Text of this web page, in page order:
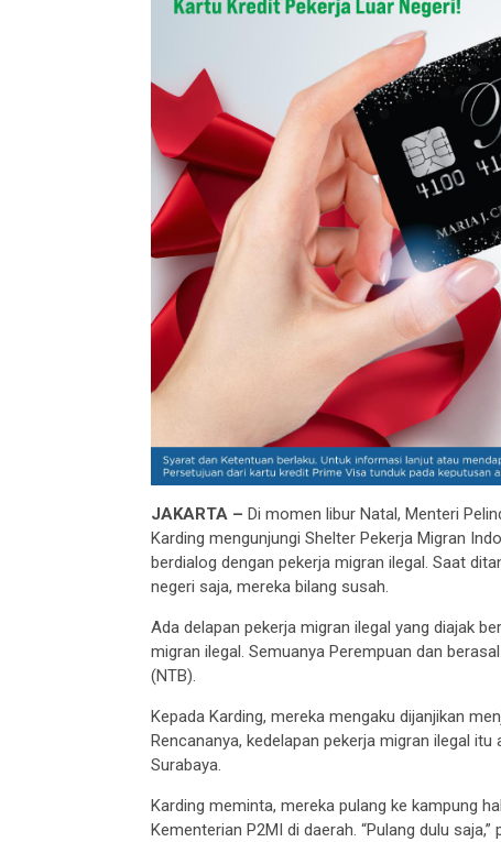
JAKARTA – Di momen libur Natal, Menteri
Karding mengunjungi Shelter Pekerja Migran
berdialog dengan pekerja migran ilegal. Saat
negeri saja, mereka bilang susah.
Ada delapan pekerja migran ilegal yang diajak
migran ilegal. Semuanya Perempuan dan
(NTB).
Kepada Karding, mereka mengaku dijanjikan
Rencananya, kedelapan pekerja migran ilegal
Surabaya.
Karding meminta, mereka pulang ke kampung
Kementerian P2MI di daerah. “Pulang dulu